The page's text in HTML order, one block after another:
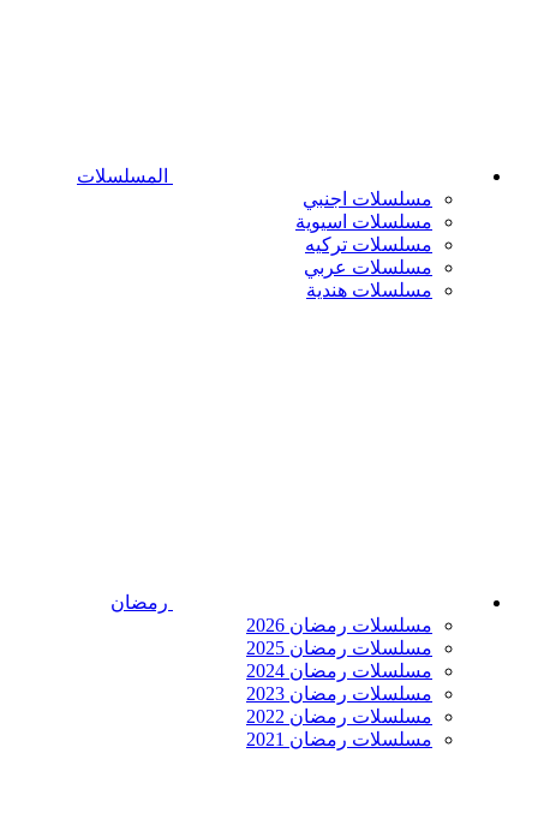
المسلسلات
مسلسلات اجنبي
مسلسلات اسيوية
مسلسلات تركيه
مسلسلات عربي
مسلسلات هندية
رمضان
مسلسلات رمضان 2026
مسلسلات رمضان 2025
مسلسلات رمضان 2024
مسلسلات رمضان 2023
مسلسلات رمضان 2022
مسلسلات رمضان 2021